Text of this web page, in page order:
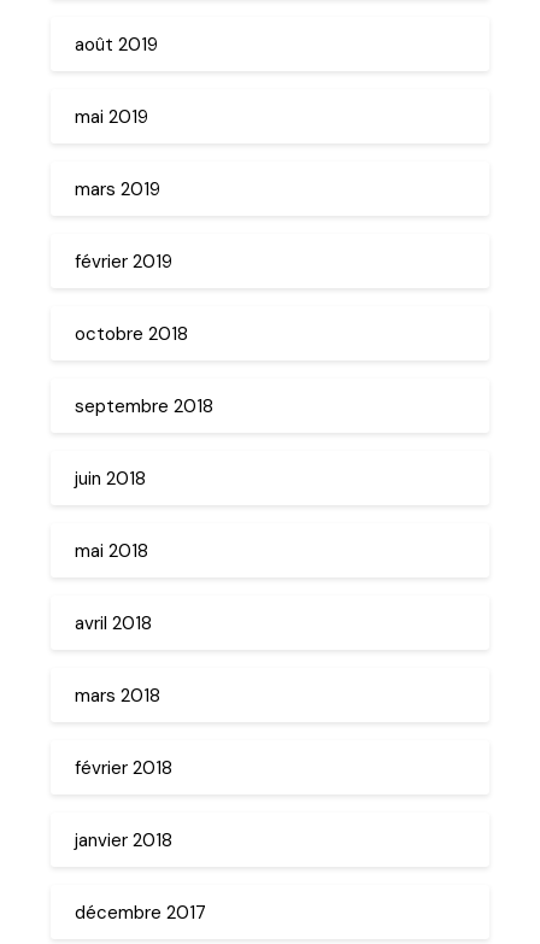
août 2019
mai 2019
mars 2019
février 2019
octobre 2018
septembre 2018
juin 2018
mai 2018
avril 2018
mars 2018
février 2018
janvier 2018
décembre 2017